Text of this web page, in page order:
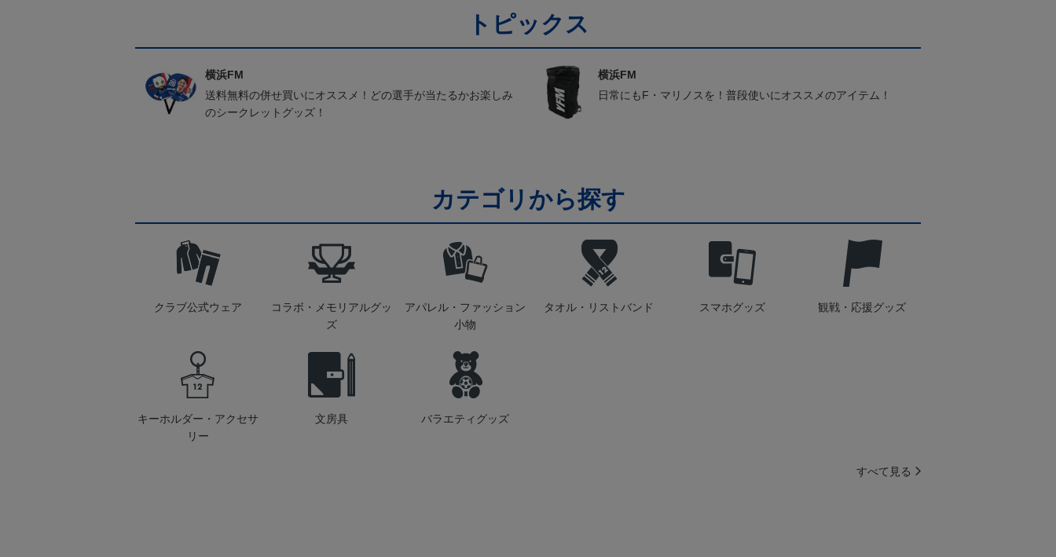
トピックス
横浜FM
送料無料の併せ買いにオススメ！どの選手が当たるかお楽しみ
のシークレットグッズ！
横浜FM
日常にもF・マリノスを！普段使いにオススメのアイテム！
カテゴリから探す
クラブ公式ウェア
コラボ・メモリアルグッ
ズ
アパレル・ファッション
小物
タオル・リストバンド スマホグッズ 観戦・応援グッズ
キーホルダー・アクセサ
リー
文房具 バラエティグッズ
すべて見る